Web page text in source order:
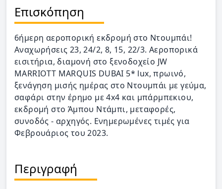
Επισκόπηση
6ήμερη αεροπορική εκδρομή στο Ντουμπάι!
Αναχωρήσεις 23, 24/2, 8, 15, 22/3. Αεροπορικά
εισιτήρια, διαμονή στο ξενοδοχείο JW
MARRIOTT MARQUIS DUBAI 5* lux, πρωινό,
ξενάγηση μισής ημέρας στο Ντουμπάι με γεύμα,
σαφάρι στην έρημο με 4x4 και μπάρμπεκιου,
εκδρομή στο Άμπου Ντάμπι, μεταφορές,
συνοδός - αρχηγός. Ενημερωμένες τιμές για
Φεβρουάριος του 2023.
Περιγραφή